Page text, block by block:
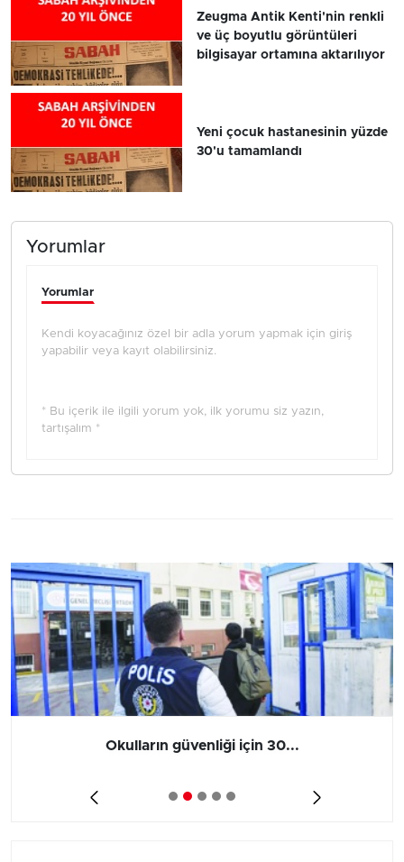
Zeugma Antik Kenti'nin renkli
ve üç boyutlu görüntüleri
bilgisayar ortamına aktarılıyor
Yeni çocuk hastanesinin yüzde
30'u tamamlandı
Yorumlar
Yorumlar
Kendi koyacağınız özel bir adla yorum yapmak için giriş
yapabilir veya kayıt olabilirsiniz.
* Bu içerik ile ilgili yorum yok, ilk yorumu siz yazın,
tartışalım *
Okulların güvenliği için 30...